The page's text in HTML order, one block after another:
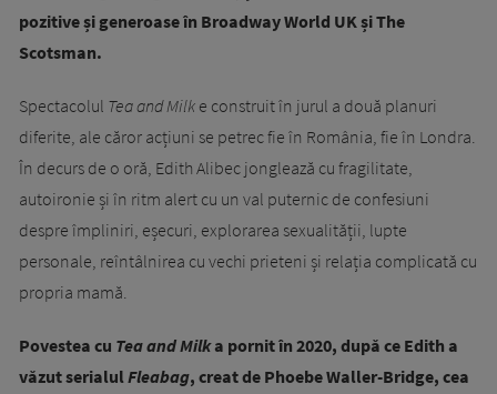
pozitive și generoase în Broadway World UK și The
Scotsman.
Spectacolul Tea and Milk e construit în jurul a două planuri
diferite, ale căror acțiuni se petrec fie în România, fie în Londra.
În decurs de o oră, Edith Alibec jonglează cu fragilitate,
autoironie și în ritm alert cu un val puternic de confesiuni
despre împliniri, eșecuri, explorarea sexualității, lupte
personale, reîntâlnirea cu vechi prieteni și relația complicată cu
propria mamă.
Povestea cu Tea and Milka pornit în 2020, după ce Edith a
văzut serialulFleabag, creat de Phoebe Waller-Bridge, cea